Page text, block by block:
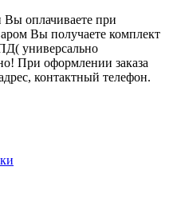
Вы оплачиваете при
Вы получаете комплект
универсально
При оформлении заказа
контактный телефон.